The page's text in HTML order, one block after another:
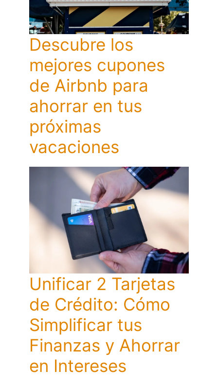
Descubre los
mejores cupones
de Airbnb para
ahorrar en tus
próximas
vacaciones
Unificar 2 Tarjetas
de Crédito: Cómo
Simplificar tus
Finanzas y Ahorrar
en Intereses